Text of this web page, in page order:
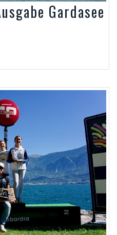
Gardasee